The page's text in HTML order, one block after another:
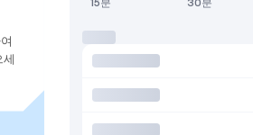
세
15분 30분